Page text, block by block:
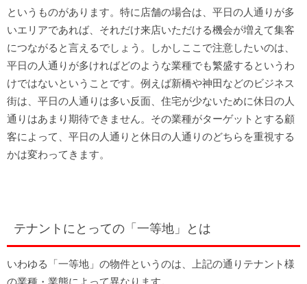
というものがあります。特に店舗の場合は、平日の人通りが多
いエリアであれば、それだけ来店いただける機会が増えて集客
につながると言えるでしょう。しかしここで注意したいのは、
平日の人通りが多ければどのような業種でも繁盛するというわ
けではないということです。例えば新橋や神田などのビジネス
街は、平日の人通りは多い反面、住宅が少ないために休日の人
通りはあまり期待できません。その業種がターゲットとする顧
客によって、平日の人通りと休日の人通りのどちらを重視する
かは変わってきます。
テナントにとっての「一等地」とは
いわゆる「一等地」の物件というのは、上記の通りテナント様